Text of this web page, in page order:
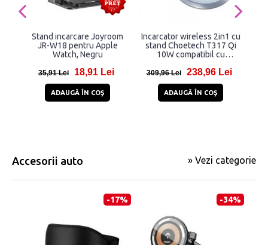
Stand incarcare Joyroom
JR-W18 pentru Apple
Watch, Negru
35,91 Lei 18,91 Lei
ADAUGĂ ÎN COŞ
Incarcator wireless 2in1 cu
stand Choetech T317 Qi
10W compatibil cu
Watch, Alb
309,96 Lei 238,96 Lei
ADAUGĂ ÎN COŞ
Accesorii auto » Vezi categorie
-17% -34%